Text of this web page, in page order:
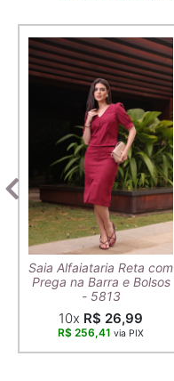
Saia Alfaiataria Reta com
Prega na Barra e Bolsos
- 5813
10x R$ 26,99
R$ 256,41 via PIX